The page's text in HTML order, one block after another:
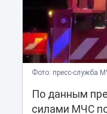
Фото: пресс-служба
По данным
силами МЧС